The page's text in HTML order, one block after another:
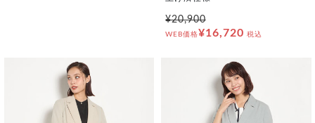
¥20,900
WEB価格¥16,720 税込